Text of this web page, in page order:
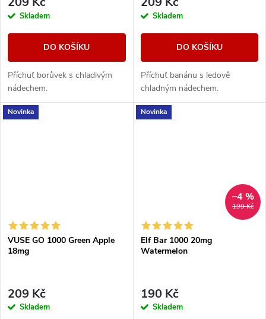
Skladem
DO KOŠÍKU
Příchuť borůvek s chladivým
nádechem.
Skladem
DO KOŠÍKU
Příchuť banánu s ledově
chladným nádechem.
Novinka
VUSE GO 1000 Green Apple
18mg
209 Kč
Skladem
Novinka
199 Kč
–4 %
Elf Bar 1000 20mg
Watermelon
190 Kč
Skladem